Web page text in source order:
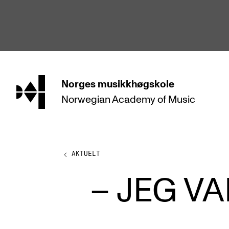
hjem Norges musikkhøgskole
Norwegian Academy of Music
STUDIER
Bachelor
Doktorgrad
AKTUELT
– JEG